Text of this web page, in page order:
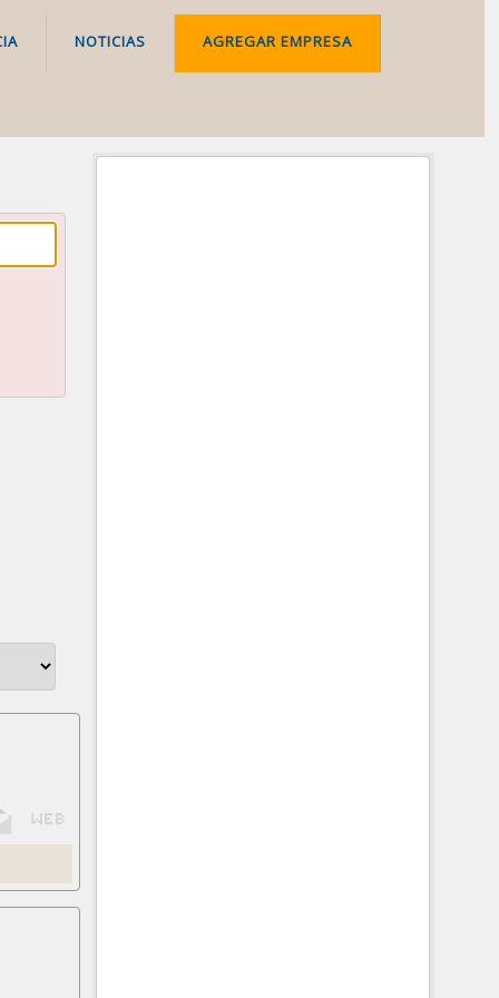
NOTICIAS AGREGAR EMPRESA